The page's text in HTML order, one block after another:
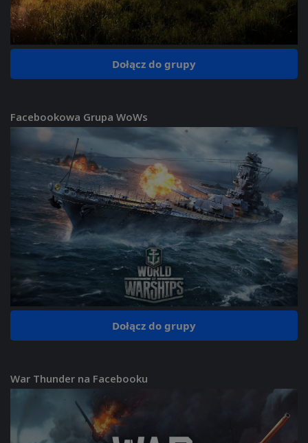
Dołącz do grupy
Facebookowa Grupa WoWs
Dołącz do grupy
War Thunder na Facebooku